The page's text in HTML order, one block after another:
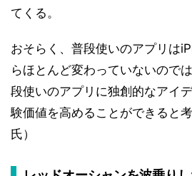
てくる。
おそらく、普段使いのアプリは
らほとんど変わっていないので
段使いのアプリに独創的なアイ
験価値を高めることができると
氏）